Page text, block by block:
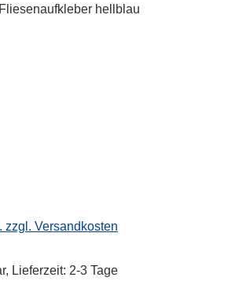
zzgl. Versandkosten
Lieferzeit: 2-3 Tage